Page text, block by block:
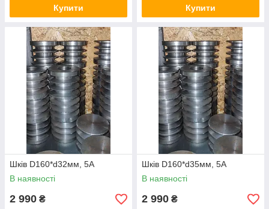
Купити Купити
Шків D160*d32мм, 5А
В наявності
2 990 ₴
Шків D160*d35мм, 5А
В наявності
2 990 ₴